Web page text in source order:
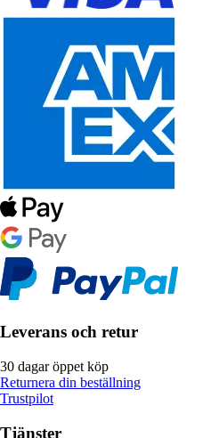
Leverans och retur
30 dagar öppet köp
Returnera din beställning
Trustpilot
Tjänster